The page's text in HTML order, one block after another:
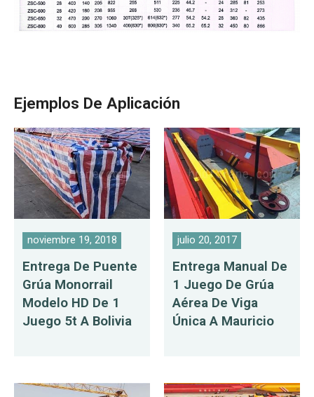
Ejemplos De Aplicación
noviembre 19, 2018
Entrega De Puente
Grúa Monorrail
Modelo HD De 1
Juego 5t A Bolivia
julio 20, 2017
Entrega Manual De
1 Juego De Grúa
Aérea De Viga
Única A Mauricio